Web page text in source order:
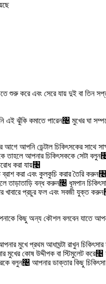
শুরু করে এবং সেরে যায় দুই বা তিন
ঝুঁকি কমাতে পারেন৤ মুখের ঘা
আগে আপনি ডেন্টাল চিকিৎসকের
তাহলে আপনার চিকিৎসককে সেটা
করা যায়৤
ব্রাশ করা এবং কুলকুচি করার তৈরি
বন্ধ করুন৤ ধূমপান
প্রচুর ফল এবং সবজী যুক্ত করুন৤
কিছু অন্য কৌশল বলবেন যাতে
মুখে প্রথম আধাঘন্টা রাখুন
মুখের কোষ উদ্দীপক বা স্টিমুলেট
বলুন৤ আপনার ডাক্তার কিছু